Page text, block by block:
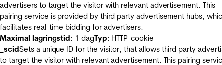
advertisers to target the visitor with relevant advertisement. This
pairing service is provided by third party advertisement hubs,
facilitates real-time bidding for advertisers.
Maximal lagringstid: 1 dagTyp: HTTP-cookie
_scidSets a unique ID for the visitor, that allows third party
to target the visitor with relevant advertisement. This pairing